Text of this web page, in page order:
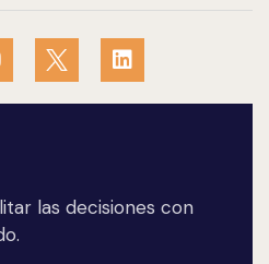
las decisiones con